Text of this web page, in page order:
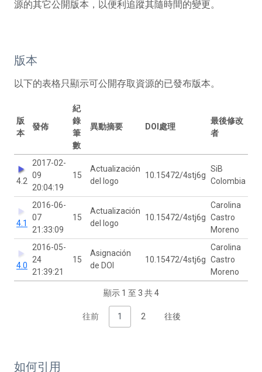
源的其它公開版本，以便利追蹤其隨時間的變更。
版本
以下的表格只顯示可公開存取資源的已發布版本。
版
本
發佈
紀
錄
筆
數
異動摘要 DOI處理
最後修改
者
4.2
2017-02-
09
20:04:19
15
Actualización
del logo
10.15472/4stj6g
SiB
Colombia
4.1
2016-06-
07
21:33:09
15
Actualización
del logo
10.15472/4stj6g
Carolina
Castro
Moreno
4.0
2016-05-
24
21:39:21
15
Asignación
de DOI
10.15472/4stj6g
Carolina
Castro
Moreno
顯示 1 至 3 共 4
往前 1 2 往後
如何引用